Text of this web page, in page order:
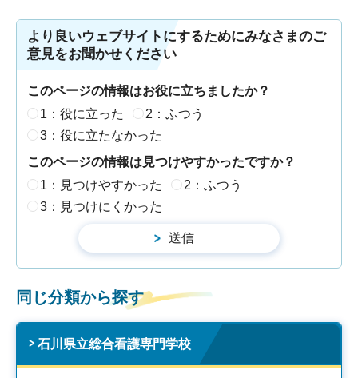
より良いウェブサイトにするためにみなさまのご
意見をお聞かせください
このページの情報はお役に立ちましたか？
1：役に立った
2：ふつう
3：役に立たなかった
このページの情報は見つけやすかったですか？
1：見つけやすかった
2：ふつう
3：見つけにくかった
同じ分類から探す
石川県立総合看護専門学校